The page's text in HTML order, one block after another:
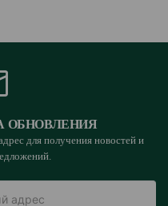
ОБНОВЛЕНИЯ
для получения новостей и